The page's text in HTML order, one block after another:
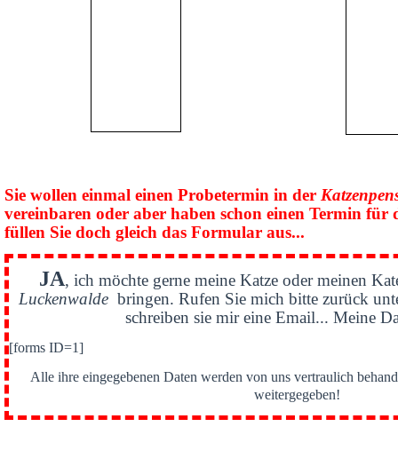
Sie wollen einmal einen Probetermin in der
vereinbaren oder aber haben schon einen Termin für
füllen Sie doch gleich das Formular aus...
JA, ich möchte gerne meine Katze oder meinen
Luckenwaldebringen. Rufen Sie mich bitte zurück
schreiben sie mir eine Email... Meine
[forms ID=1]
Alle ihre eingegebenen Daten werden von uns vertraulich
weitergegeben!